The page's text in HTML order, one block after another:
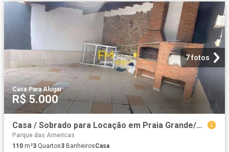
7 fotos
Casa·Para Alugar
R$ 5.000
Casa / Sobrado para Locação em Praia Grande/SP Boqueirão 3 Quartos
Parque das Americas
110 m²3 Quartos3 BanheirosCasa